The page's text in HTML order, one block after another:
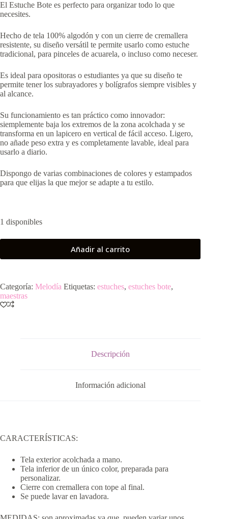
El Estuche Bote es perfecto para organizar todo lo que
necesites.
Hecho de tela 100% algodón y con un cierre de cremallera
resistente, su diseño versátil te permite usarlo como estuche
tradicional, para pinceles de acuarela, o incluso como neceser.
Es ideal para opositoras o estudiantes ya que su diseño te
permite tener los subrayadores y bolígrafos siempre visibles y
al alcance.
Su funcionamiento es tan práctico como innovador:
siemplemente baja los extremos de la zona acolchada y se
transforma en un lapicero en vertical de fácil acceso. Ligero,
no añade peso extra y es completamente lavable, ideal para
usarlo a diario.
Dispongo de varias combinaciones de colores y estampados
para que elijas la que mejor se adapte a tu estilo.
1 disponibles
Añadir al carrito
Categoría: Melodía Etiquetas: estuches, estuches bote,
maestras
Descripción
Información adicional
CARACTERÍSTICAS:
Tela exterior acolchada a mano.
Tela inferior de un único color, preparada para
personalizar.
Cierre con cremallera con tope al final.
Se puede lavar en lavadora.